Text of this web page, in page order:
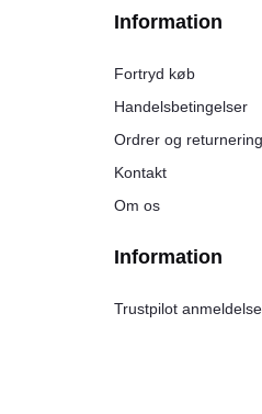
Information
Fortryd køb
Handelsbetingelser
Ordrer og
Kontakt
Om os
Information
Trustpilot